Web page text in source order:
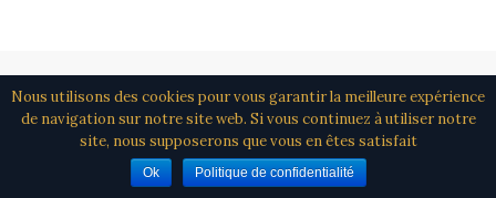
Nous utilisons des cookies pour vous garantir la meilleure expérience
de navigation sur notre site web. Si vous continuez à utiliser notre
site, nous supposerons que vous en êtes satisfait
Ok Politique de confidentialité